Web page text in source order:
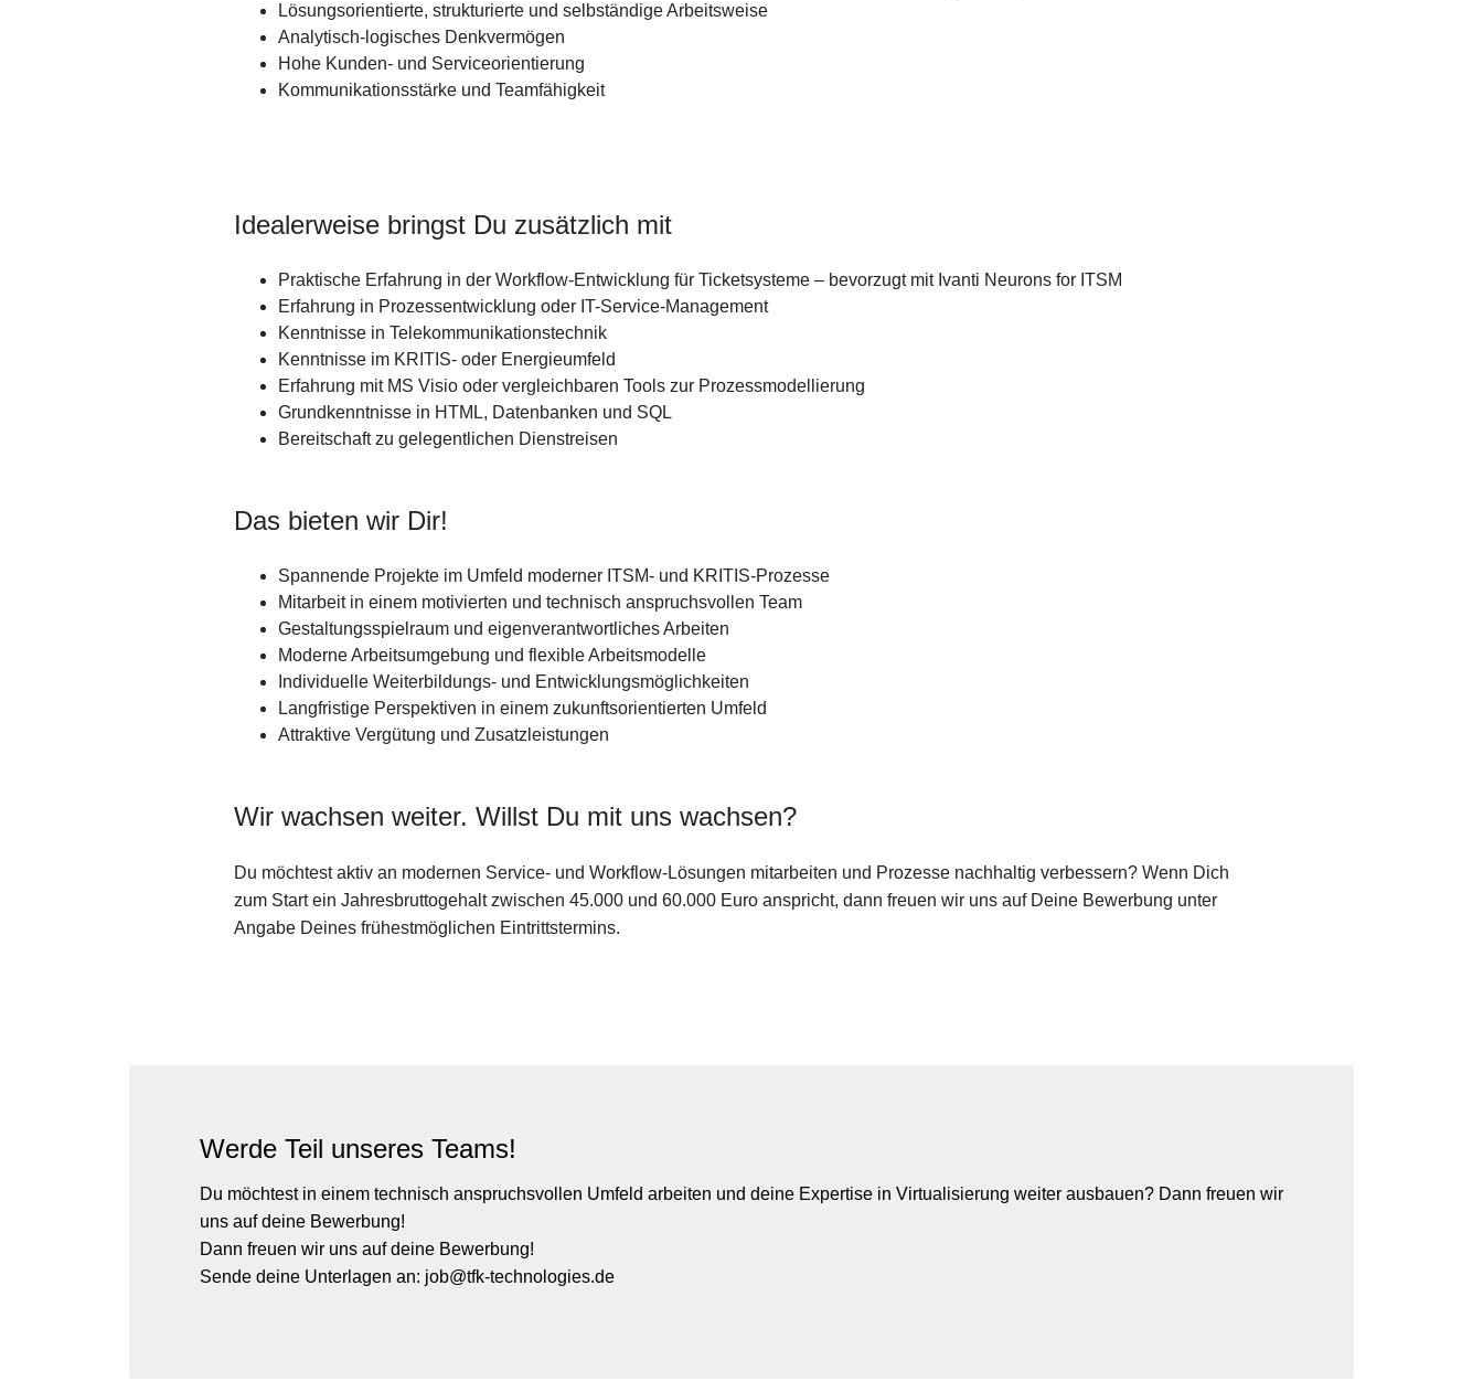
Lösungsorientierte, strukturierte und selbständige Arbeitsweise
Analytisch-logisches Denkvermögen
Hohe Kunden- und Serviceorientierung
Kommunikationsstärke und Teamfähigkeit
Idealerweise bringst Du zusätzlich mit
Praktische Erfahrung in der Workflow-Entwicklung für Ticketsysteme – bevorzugt mit Ivanti Neurons for ITSM
Erfahrung in Prozessentwicklung oder IT-Service-Management
Kenntnisse in Telekommunikationstechnik
Kenntnisse im KRITIS- oder Energieumfeld
Erfahrung mit MS Visio oder vergleichbaren Tools zur Prozessmodellierung
Grundkenntnisse in HTML, Datenbanken und SQL
Bereitschaft zu gelegentlichen Dienstreisen
Das bieten wir Dir!
Spannende Projekte im Umfeld moderner ITSM- und KRITIS-Prozesse
Mitarbeit in einem motivierten und technisch anspruchsvollen Team
Gestaltungsspielraum und eigenverantwortliches Arbeiten
Moderne Arbeitsumgebung und flexible Arbeitsmodelle
Individuelle Weiterbildungs- und Entwicklungsmöglichkeiten
Langfristige Perspektiven in einem zukunftsorientierten Umfeld
Attraktive Vergütung und Zusatzleistungen
Wir wachsen weiter. Willst Du mit uns wachsen?
Du möchtest aktiv an modernen Service- und Workflow-Lösungen mitarbeiten und Prozesse nachhaltig verbessern? Wenn Dich
zum Start ein Jahresbruttogehalt zwischen 45.000 und 60.000 Euro anspricht, dann freuen wir uns auf Deine Bewerbung unter
Angabe Deines frühestmöglichen Eintrittstermins.
Werde Teil unseres Teams!
Du möchtest in einem technisch anspruchsvollen Umfeld arbeiten und deine Expertise in Virtualisierung weiter ausbauen? Dann freuen wir
uns auf deine Bewerbung!
Dann freuen wir uns auf deine Bewerbung!
Sende deine Unterlagen an: job@tfk-technologies.de